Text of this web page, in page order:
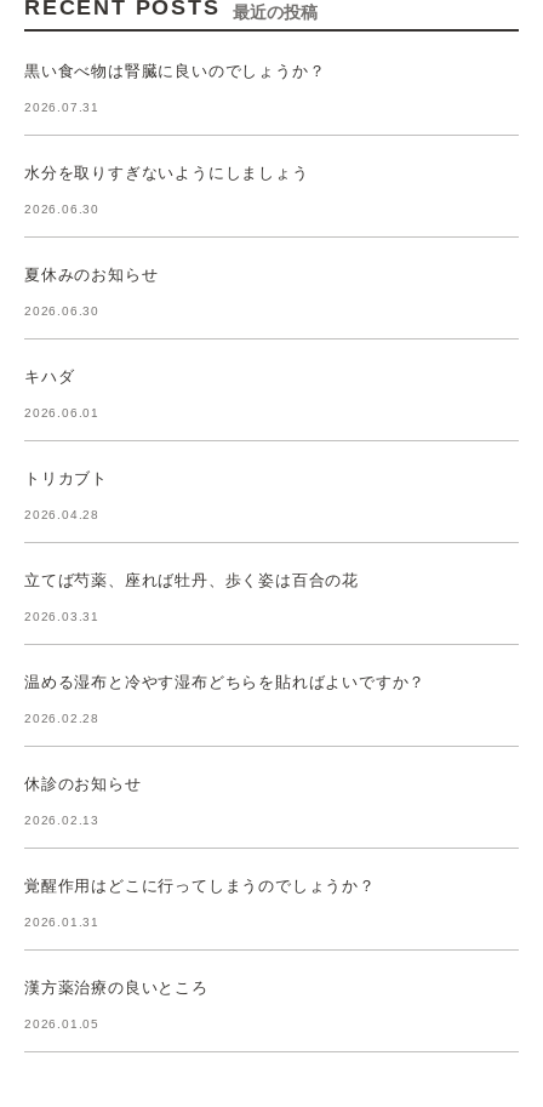
RECENT POSTS 最近の投稿
黒い食べ物は腎臓に良いのでしょうか？
2026.07.31
水分を取りすぎないようにしましょう
2026.06.30
夏休みのお知らせ
2026.06.30
キハダ
2026.06.01
トリカブト
2026.04.28
立てば芍薬、座れば牡丹、歩く姿は百合の花
2026.03.31
温める湿布と冷やす湿布どちらを貼ればよいですか？
2026.02.28
休診のお知らせ
2026.02.13
覚醒作用はどこに行ってしまうのでしょうか？
2026.01.31
漢方薬治療の良いところ
2026.01.05